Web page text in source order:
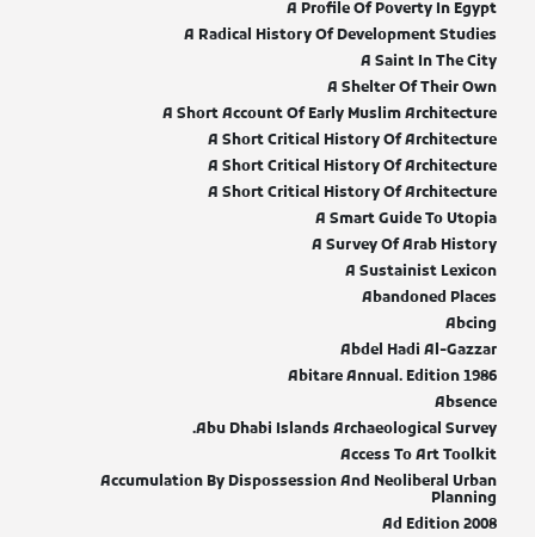
A Profile Of Poverty In Egypt
A Radical History Of Development Studies
A Saint In The City
A Shelter Of Their Own
A Short Account Of Early Muslim Architecture
A Short Critical History Of Architecture
A Short Critical History Of Architecture
A Short Critical History Of Architecture
A Smart Guide To Utopia
A Survey Of Arab History
A Sustainist Lexicon
Abandoned Places
Abcing
Abdel Hadi Al-Gazzar
Abitare Annual. Edition 1986
Absence
Abu Dhabi Islands Archaeological Survey.
Access To Art Toolkit
Accumulation By Dispossession And Neoliberal Urban
Planning
Ad Edition 2008